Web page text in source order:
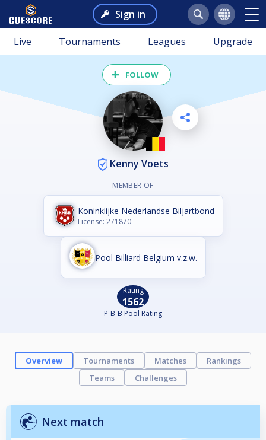
Sign in
Live Tournaments Leagues Upgrade
FOLLOW
Kenny Voets
MEMBER OF
Koninklijke Nederlandse Biljartbond
License: 271870
Pool Billiard Belgium v.z.w.
Rating
1562
P-B-B Pool Rating
Overview Tournaments Matches
Rankings
Teams
Challenges
Next match